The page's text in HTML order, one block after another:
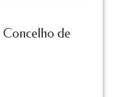
Concelho de